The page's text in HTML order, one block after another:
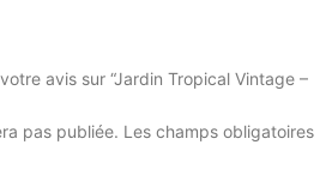
avis sur “Jardin Tropical Vintage –
pas publiée. Les champs obligatoires